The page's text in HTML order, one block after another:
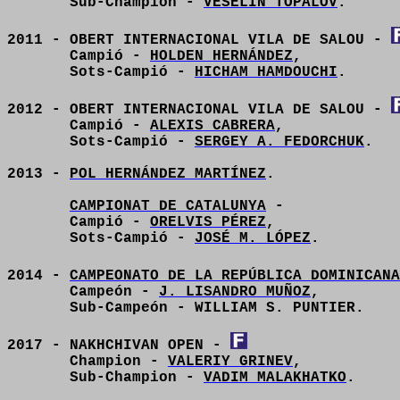
2011 - OBERT INTERNACIONAL VILA DE SALOU -
Campió - HOLDEN HERNÁNDEZ,
Sots-Campió - HICHAM HAMDOUCHI .
2012 - OBERT INTERNACIONAL VILA DE SALOU -
Campió - ALEXIS CABRERA,
Sots-Campió - SERGEY A. FEDORCHUK.
2013 - POL HERNÁNDEZ MARTÍNEZ .
CAMPIONAT DE CATALUNYA -
Campió - ORELVIS PÉREZ,
Sots-Campió - JOSÉ M. LÓPEZ .
2014 - CAMPEONATO DE LA REPÚBLICA DOMINICANA
Campeón - J. LISANDRO MUÑOZ,
Sub-Campeón - WILLIAM S. PUNTIER.
2017 - NAKHCHIVAN OPEN -
Champion - VALERIY GRINEV,
Sub-Champion - VADIM MALAKHATKO .